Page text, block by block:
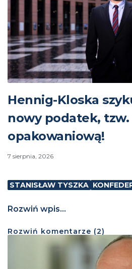
Hennig-Kloska
nowy podatek, tzw.
opakowaniową!
7 sierpnia, 2026
STANISŁAW TYSZKA
Rozwiń wpis...
Rozwiń komentarze (2)